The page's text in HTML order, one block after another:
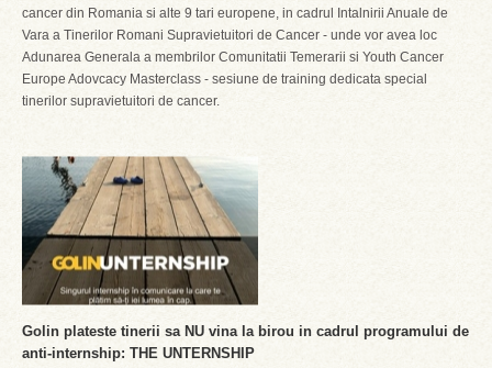
cancer din Romania si alte 9 tari europene, in cadrul Intalnirii Anuale de
Vara a Tinerilor Romani Supravietuitori de Cancer - unde vor avea loc
Adunarea Generala a membrilor Comunitatii Temerarii si Youth Cancer
Europe Adovcacy Masterclass - sesiune de training dedicata special
tinerilor supravietuitori de cancer.
Golin plateste tinerii sa NU vina la birou in cadrul programului de
anti-internship: THE UNTERNSHIP